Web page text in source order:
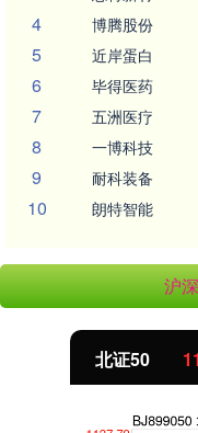
4 博腾股份
5 近岸蛋白
6 毕得医药
7 五洲医疗
8 一博科技
9 耐科装备
10 朗特智能
沪
北证50